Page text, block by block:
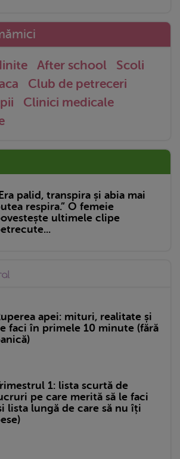
After school
Scoli
Club de petreceri
Clinici medicale
palid, transpira și abia mai
respira.” O femeie
ultimele clipe
apei: mituri, realitate și
faci în primele 10 minute (fără
1: lista scurtă de
pe care merită să le faci
lista lungă de care să nu îți